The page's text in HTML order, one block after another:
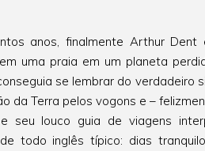
anos, finalmente Arthur Dent
uma praia em um planeta
se lembrar do verdadeiro
da Terra pelos vogons e –
seu louco guia de viagens
todo inglês típico: dias